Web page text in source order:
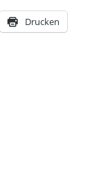
Drucken